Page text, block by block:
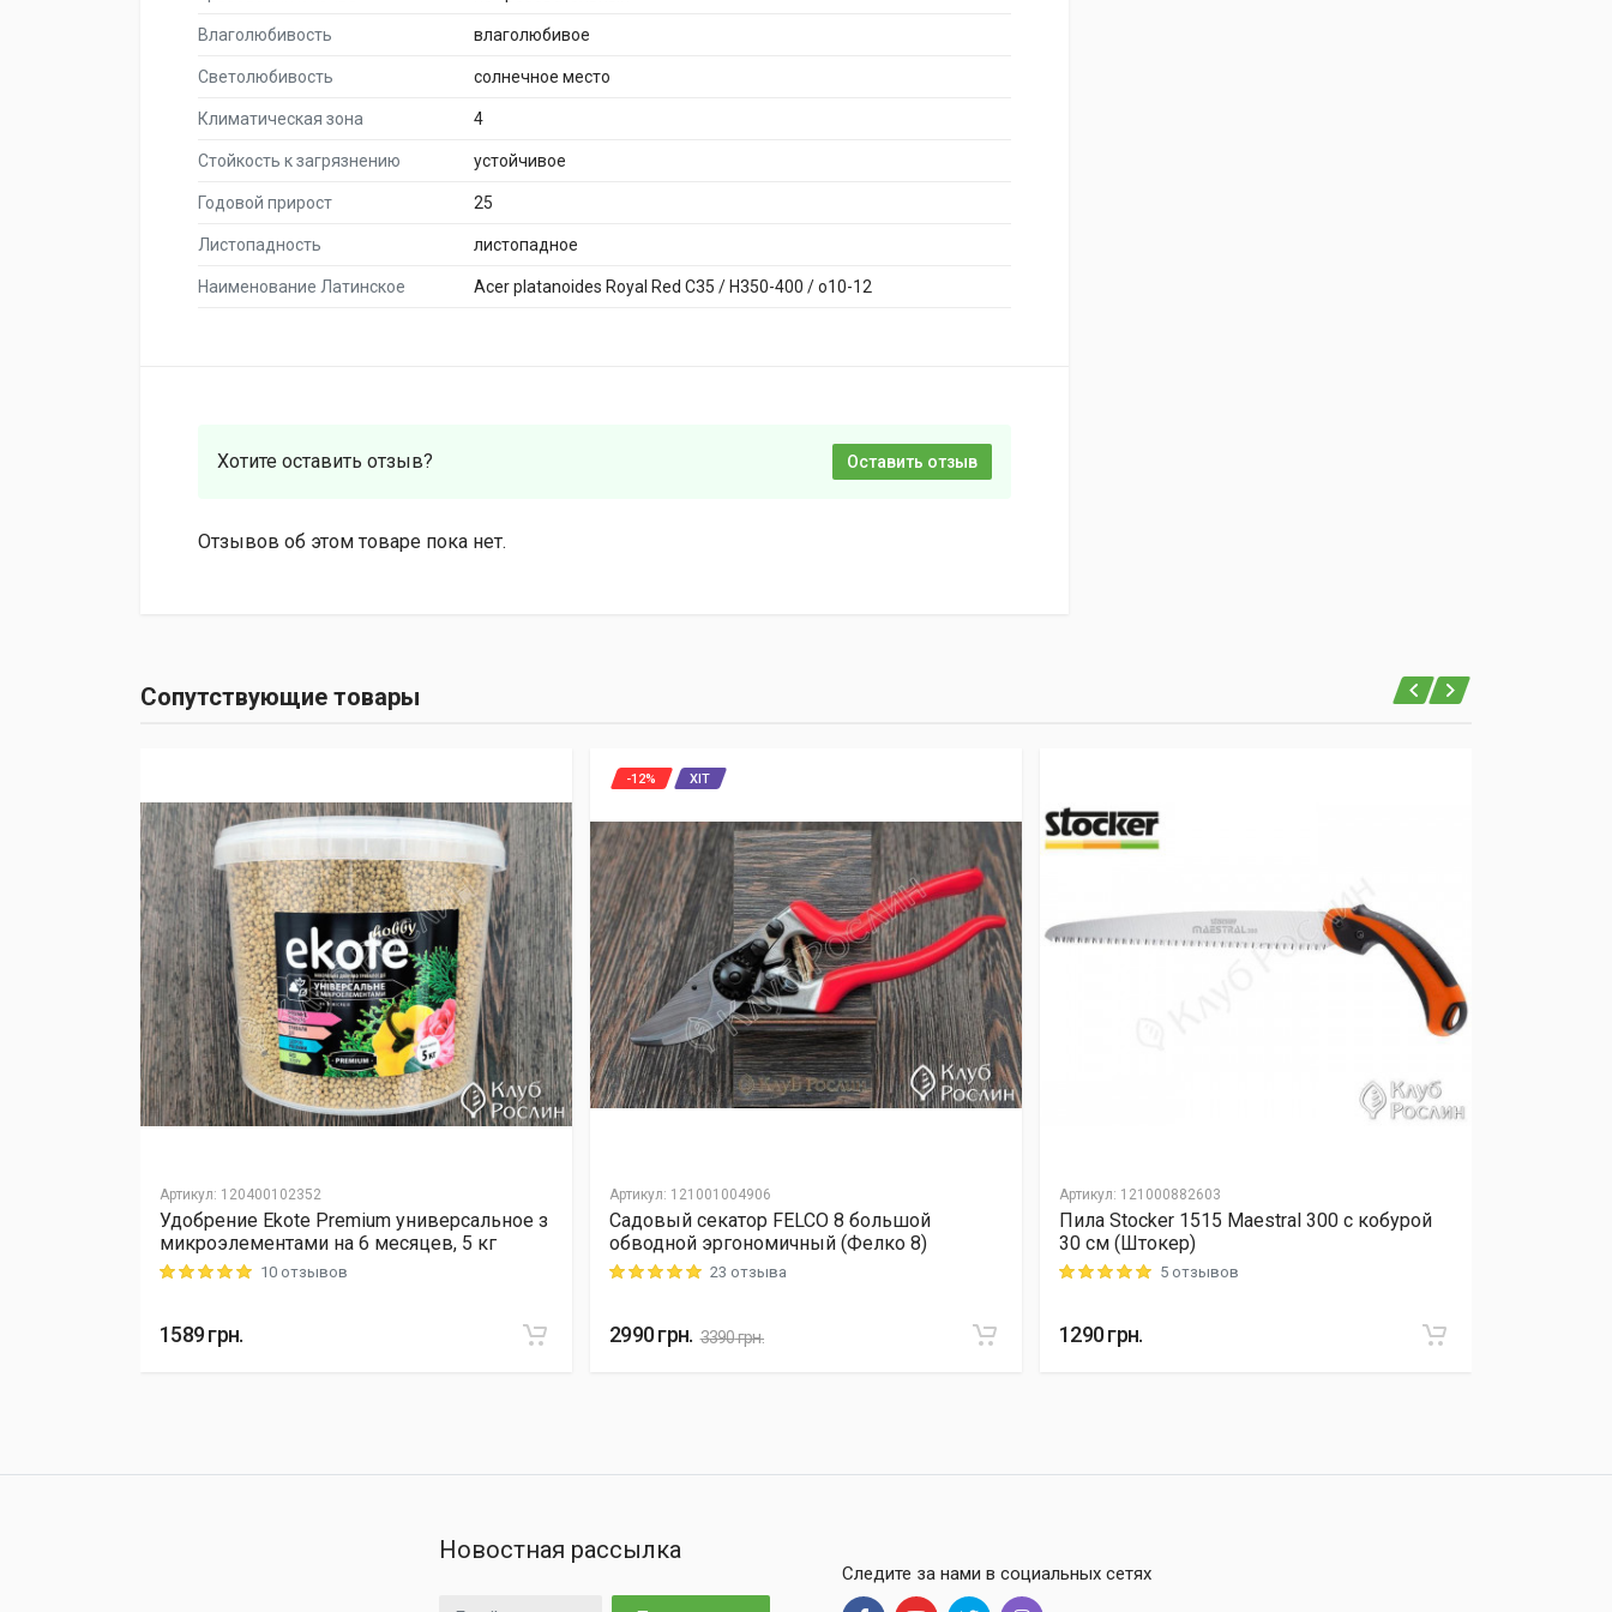
Влаголюбивость влаголюбивое
Светолюбивость солнечное место
Климатическая зона 4
Стойкость к загрязнению устойчивое
Годовой прирост 25
Листопадность листопадное
Наименование Латинское Acer platanoides Royal Red C35 / H350-400 / o10-12
Хотите оставить отзыв? Оставить отзыв
Отзывов об этом товаре пока нет.
Сопутствующие товары
Артикул: 120400102352
Удобрение Ekote Premium универсальное з
микроэлементами на 6 месяцев, 5 кг
Rating: 5 out of 510 отзывов
1589грн.
Артикул: 121001004906
-12% ХІТ
Садовый секатор FELCO 8 большой
обводной эргономичный (Фелко 8)
Rating: 5 out of 523 отзыва
2990грн. 3390грн.
Артикул: 121000882603
Пила Stocker 1515 Maestral 300 с кобурой
30 см (Штокер)
Rating: 5 out of 55 отзывов
1290грн.
Новостная рассылка
Email адрес
Следите за нами в социальных сетях